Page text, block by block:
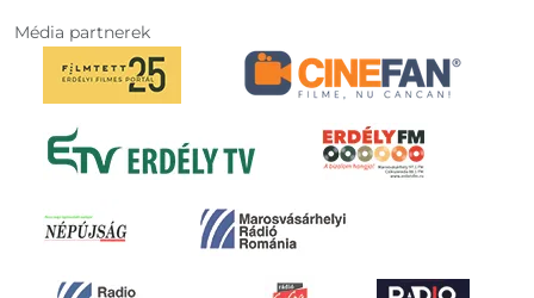
Média partnerek